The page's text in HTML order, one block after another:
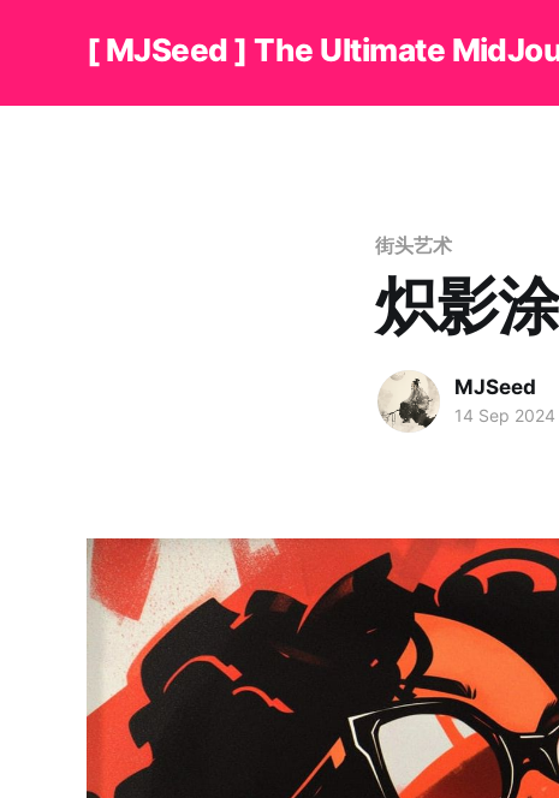
[ MJSeed ] The Ultimate
街头艺术
炽影
MJSeed
14 Sep 2024